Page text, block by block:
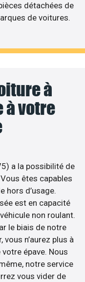
détachées de
de voitures.
à
à votre
a la possibilité de
êtes capables
hors d’usage.
est en capacité
non roulant.
le biais de notre
n’aurez plus à
épave. Nous
notre service
vous vider de